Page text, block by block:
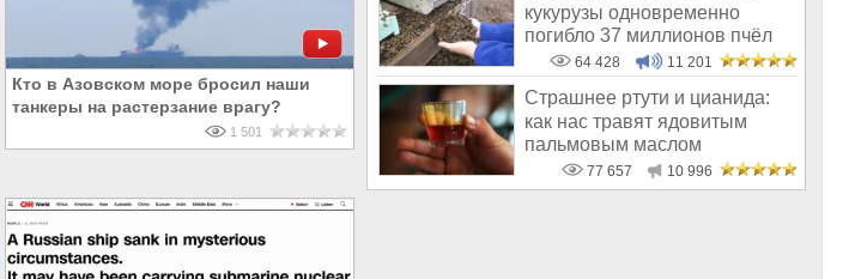
Кто в Азовском море бросил наши
танкеры на растерзание врагу?
1 501
кукурузы одновременно
погибло 37 миллионов пчёл
64 428 11 201
Страшнее ртути и цианида:
как нас травят ядовитым
пальмовым маслом
77 657 10 996